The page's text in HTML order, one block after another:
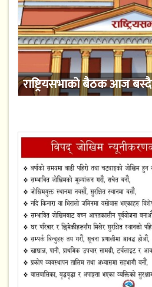
राष्ट्रियसभाको बैठक आज बस्दै